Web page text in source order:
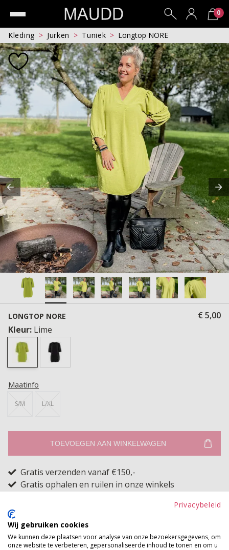
0
Kleding Jurken Tuniek Longtop NORE
LONGTOP NORE
€ 5,00
Kleur: Lime
Maatinfo
S/M L/XL
TOEVOEGEN AAN WINKELWAGEN
Gratis verzenden vanaf €150,-
Gratis ophalen en ruilen in onze winkels
Deze ideale longtop kan van jou zijn! Met haar
Privacybeleid
Wij gebruiken cookies
We kunnen deze plaatsen voor analyse van onze bezoekersgegevens, om
onze website te verbeteren, gepersonaliseerde inhoud te tonen en om u